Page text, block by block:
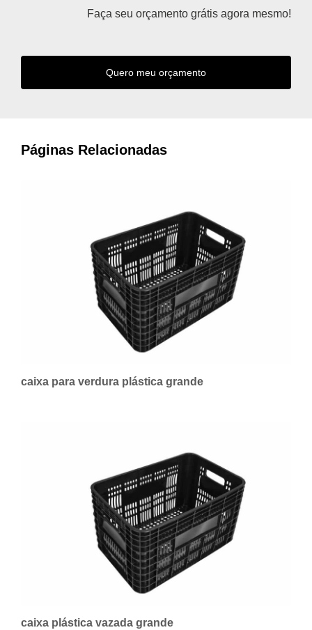
Faça seu orçamento grátis agora mesmo!
Quero meu orçamento
Páginas Relacionadas
caixa para verdura plástica grande
caixa plástica vazada grande